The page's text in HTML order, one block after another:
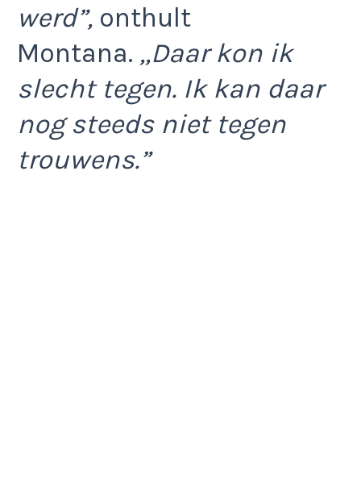
werd”, onthult
Montana. ,,Daar kon ik
slecht tegen. Ik kan daar
nog steeds niet tegen
trouwens.”